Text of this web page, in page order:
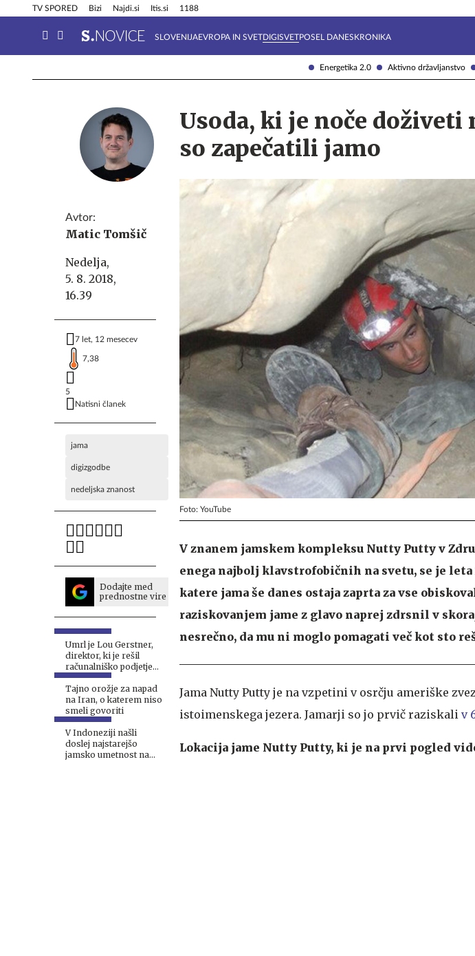
Energetika 2.0 Aktivno državljanstvo
TV SPORED Bizi Najdi.si Itis.si 1188
SLOVENIJAEVROPA IN SVETDIGISVETPOSEL DANESKRONIKA
Info in obvestila Tehnik
Avtor:
Matic Tomšič
Nedelja,
5. 8. 2018,
16.39
7 let, 12 mesecev
7,38
5
Natisni članek
jama
digizgodbe
nedeljska znanost
Dodajte med
prednostne vire
Umrl je Lou Gerstner,
direktor, ki je rešil
računalniško podjetje
IBM
Tajno orožje za napad
na Iran, o katerem niso
smeli govoriti
V Indoneziji našli
doslej najstarejšo
jamsko umetnost na
Usoda, ki je noče doživeti
so zapečatili jamo
Foto: YouTube
V znanem jamskem kompleksu Nutty Putty v
enega najbolj klavstrofobičnih na svetu, se je
katere jama še danes ostaja zaprta za vse
raziskovanjem jame z glavo naprej zdrsnil v
nesrečno, da mu ni moglo pomagati več kot sto
Jama Nutty Putty je na vzpetini v osrčju ameriške
istoimenskega jezera. Jamarji so jo prvič raziskali v
Lokacija jame Nutty Putty, ki je na prvi pogled